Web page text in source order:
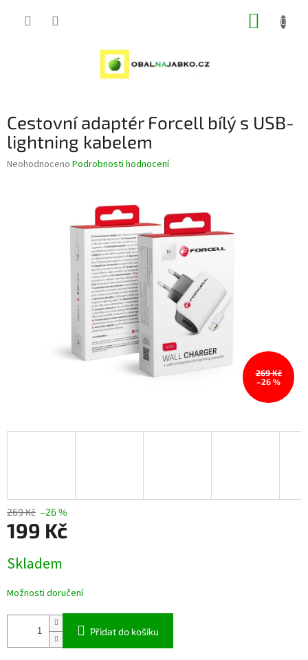
Cestovní adaptér Forcell bílý s USB-
lightning kabelem
Průměrné
Neohodnoceno Podrobnosti hodnocení
269 Kč
–26 %
269 Kč –26 %
199 Kč
cena:
Skladem
Možnosti doručení
Přidat do košíku